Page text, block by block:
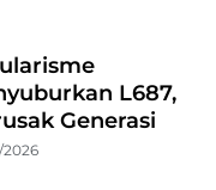
L687,
Generasi